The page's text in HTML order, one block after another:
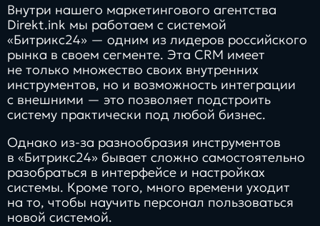
Внутри нашего маркетингового агентства
Direkt.ink мы работаем с системой
«Битрикс24» — одним из лидеров российского
рынка в своем сегменте. Эта CRM имеет
не только множество своих внутренних
инструментов, но и возможность интеграции
с внешними — это позволяет подстроить
систему практически под любой бизнес.
Однако из-за разнообразия инструментов
в «Битрикс24» бывает сложно самостоятельно
разобраться в интерфейсе и настройках
системы. Кроме того, много времени уходит
на то, чтобы научить персонал пользоваться
новой системой.